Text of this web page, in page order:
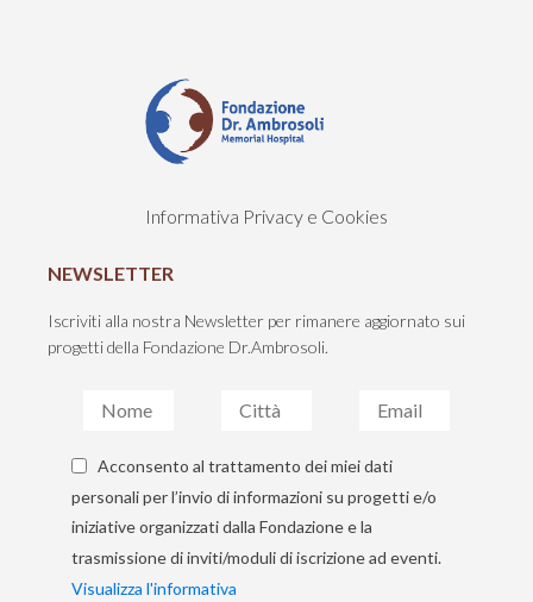
Informativa Privacy e Cookies
NEWSLETTER
Iscriviti alla nostra Newsletter per rimanere aggiornato sui
progetti della Fondazione Dr.Ambrosoli.
Acconsento al trattamento dei miei dati
personali per l’invio di informazioni su progetti e/o
iniziative organizzati dalla Fondazione e la
trasmissione di inviti/moduli di iscrizione ad eventi.
Visualizza l'informativa